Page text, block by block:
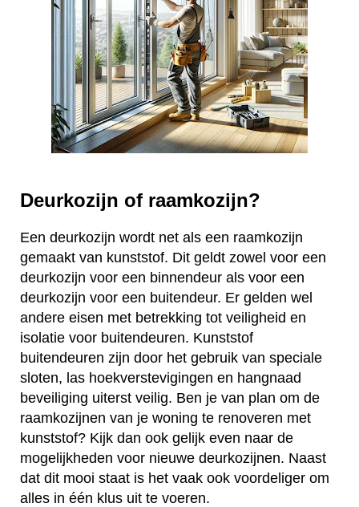
Deurkozijn of raamkozijn?
Een deurkozijn wordt net als een raamkozijn
gemaakt van kunststof. Dit geldt zowel voor een
deurkozijn voor een binnendeur als voor een
deurkozijn voor een buitendeur. Er gelden wel
andere eisen met betrekking tot veiligheid en
isolatie voor buitendeuren. Kunststof
buitendeuren zijn door het gebruik van speciale
sloten, las hoekverstevigingen en hangnaad
beveiliging uiterst veilig. Ben je van plan om de
raamkozijnen van je woning te renoveren met
kunststof? Kijk dan ook gelijk even naar de
mogelijkheden voor nieuwe deurkozijnen. Naast
dat dit mooi staat is het vaak ook voordeliger om
alles in één klus uit te voeren.